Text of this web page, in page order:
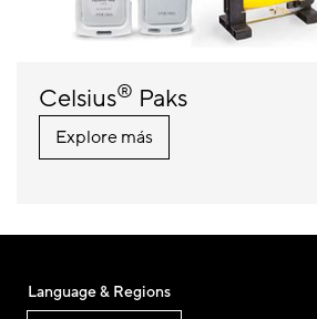
Celsius® Paks
Explore más
Language & Regions